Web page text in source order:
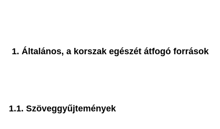
1. Általános, a korszak egészét átfogó források
1.1. Szöveggyűjtemények